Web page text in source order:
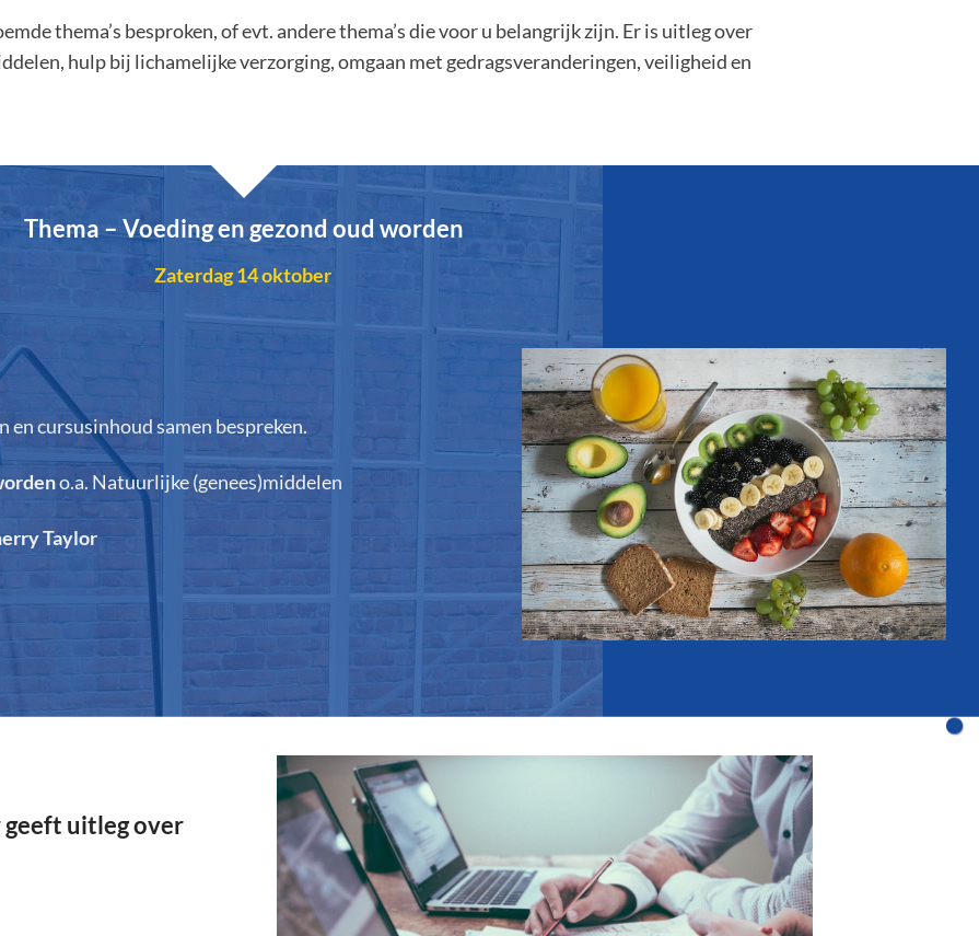
thema’s besproken, of evt. andere thema’s die voor u belangrijk zijn. Er is uitleg over
hulp bij lichamelijke verzorging, omgaan met gedragsveranderingen, veiligheid en
Thema – Voeding en gezond oud worden
Zaterdag 14 oktober
en cursusinhoud samen bespreken.
o.a. Natuurlijke (genees)middelen
Taylor
uitleg over